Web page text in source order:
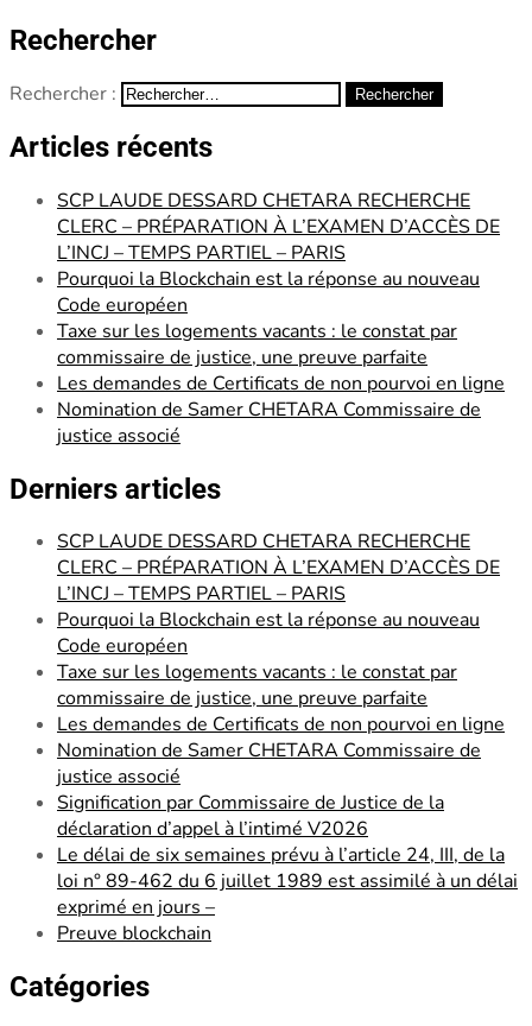
Rechercher
Rechercher :
Articles récents
SCP LAUDE DESSARD CHETARA RECHERCHE
CLERC – PRÉPARATION À L’EXAMEN D’ACCÈS DE
L’INCJ – TEMPS PARTIEL – PARIS
Pourquoi la Blockchain est la réponse au nouveau
Code européen
Taxe sur les logements vacants : le constat par
commissaire de justice, une preuve parfaite
Les demandes de Certificats de non pourvoi en ligne
Nomination de Samer CHETARA Commissaire de
justice associé
Derniers articles
SCP LAUDE DESSARD CHETARA RECHERCHE
CLERC – PRÉPARATION À L’EXAMEN D’ACCÈS DE
L’INCJ – TEMPS PARTIEL – PARIS
Pourquoi la Blockchain est la réponse au nouveau
Code européen
Taxe sur les logements vacants : le constat par
commissaire de justice, une preuve parfaite
Les demandes de Certificats de non pourvoi en ligne
Nomination de Samer CHETARA Commissaire de
justice associé
Signification par Commissaire de Justice de la
déclaration d’appel à l’intimé V2026
Le délai de six semaines prévu à l’article 24, III, de la
loi n° 89-462 du 6 juillet 1989 est assimilé à un délai
exprimé en jours –
Preuve blockchain
Catégories